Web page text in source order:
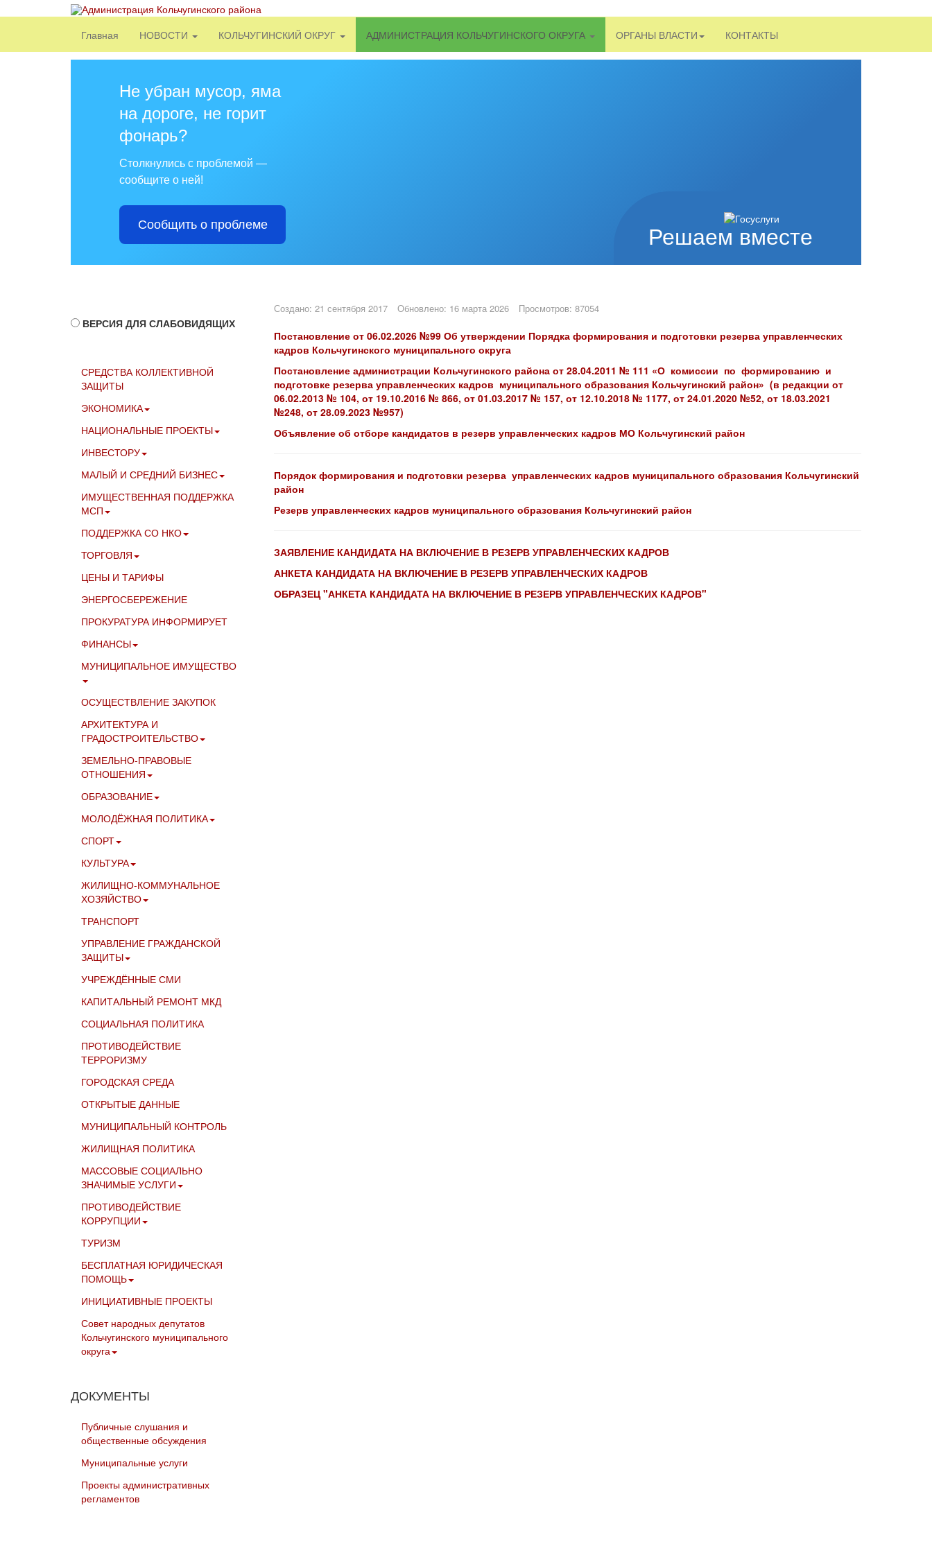
Главная НОВОСТИ КОЛЬЧУГИНСКИЙ ОКРУГ АДМИНИСТРАЦИЯ КОЛЬЧУГИНСКОГО ОКРУГА ОРГАНЫ ВЛАСТИ КОНТАКТЫ
Решаем вместе
Не убран мусор, яма
на дороге, не горит
фонарь?
Столкнулись с проблемой —
сообщите о ней!
Сообщить о проблеме
Создано: 21 сентября 2017 Обновлено: 16 марта 2026 Просмотров: 87054
Постановление от 06.02.2026 №99 Об утверждении Порядка формирования и подготовки резерва управленческих
кадров Кольчугинского муниципального округа
Постановление администрации Кольчугинского района от 28.04.2011 № 111 «О комиссии по формированию и
подготовке резерва управленческих кадров муниципального образования Кольчугинский район» (в редакции от
06.02.2013 № 104, от 19.10.2016 № 866, от 01.03.2017 № 157, от 12.10.2018 № 1177, от 24.01.2020 №52, от 18.03.2021
№248, от 28.09.2023 №957)
Объявление об отборе кандидатов в резерв управленческих кадров МО Кольчугинский район
Порядок формирования и подготовки резерва управленческих кадров муниципального образования Кольчугинский
район
Резерв управленческих кадров муниципального образования Кольчугинский район
ЗАЯВЛЕНИЕ КАНДИДАТА НА ВКЛЮЧЕНИЕ В РЕЗЕРВ УПРАВЛЕНЧЕСКИХ КАДРОВ
АНКЕТА КАНДИДАТА НА ВКЛЮЧЕНИЕ В РЕЗЕРВ УПРАВЛЕНЧЕСКИХ КАДРОВ
ОБРАЗЕЦ "АНКЕТА КАНДИДАТА НА ВКЛЮЧЕНИЕ В РЕЗЕРВ УПРАВЛЕНЧЕСКИХ КАДРОВ"
ВЕРСИЯ ДЛЯ СЛАБОВИДЯЩИХ
СРЕДСТВА КОЛЛЕКТИВНОЙ
ЗАЩИТЫ
ЭКОНОМИКА
НАЦИОНАЛЬНЫЕ ПРОЕКТЫ
ИНВЕСТОРУ
МАЛЫЙ И СРЕДНИЙ БИЗНЕС
ИМУЩЕСТВЕННАЯ ПОДДЕРЖКА
МСП
ПОДДЕРЖКА СО НКО
ТОРГОВЛЯ
ЦЕНЫ И ТАРИФЫ
ЭНЕРГОСБЕРЕЖЕНИЕ
ПРОКУРАТУРА ИНФОРМИРУЕТ
ФИНАНСЫ
МУНИЦИПАЛЬНОЕ ИМУЩЕСТВО
ОСУЩЕСТВЛЕНИЕ ЗАКУПОК
АРХИТЕКТУРА И
ГРАДОСТРОИТЕЛЬСТВО
ЗЕМЕЛЬНО-ПРАВОВЫЕ
ОТНОШЕНИЯ
ОБРАЗОВАНИЕ
МОЛОДЁЖНАЯ ПОЛИТИКА
СПОРТ
КУЛЬТУРА
ЖИЛИЩНО-КОММУНАЛЬНОЕ
ХОЗЯЙСТВО
ТРАНСПОРТ
УПРАВЛЕНИЕ ГРАЖДАНСКОЙ
ЗАЩИТЫ
УЧРЕЖДЁННЫЕ СМИ
КАПИТАЛЬНЫЙ РЕМОНТ МКД
СОЦИАЛЬНАЯ ПОЛИТИКА
ПРОТИВОДЕЙСТВИЕ
ТЕРРОРИЗМУ
ГОРОДСКАЯ СРЕДА
ОТКРЫТЫЕ ДАННЫЕ
МУНИЦИПАЛЬНЫЙ КОНТРОЛЬ
ЖИЛИЩНАЯ ПОЛИТИКА
МАССОВЫЕ СОЦИАЛЬНО
ЗНАЧИМЫЕ УСЛУГИ
ПРОТИВОДЕЙСТВИЕ
КОРРУПЦИИ
ТУРИЗМ
БЕСПЛАТНАЯ ЮРИДИЧЕСКАЯ
ПОМОЩЬ
ИНИЦИАТИВНЫЕ ПРОЕКТЫ
Совет народных депутатов
Кольчугинского муниципального
округа
ДОКУМЕНТЫ
Публичные слушания и
общественные обсуждения
Муниципальные услуги
Проекты административных
регламентов